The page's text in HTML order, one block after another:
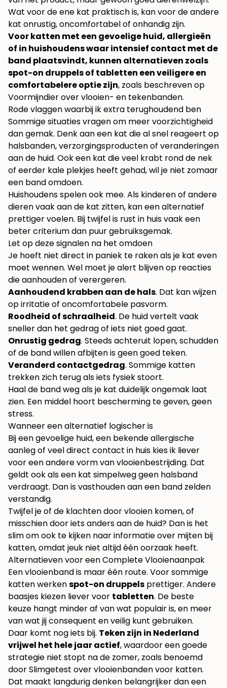
Wat voor de ene kat praktisch is, kan voor de andere
kat onrustig, oncomfortabel of onhandig zijn.
Voor katten met een gevoelige huid, allergieën
of in huishoudens waar intensief contact met de
band plaatsvindt, kunnen alternatieven zoals
spot-on druppels of tabletten een veiligere en
comfortabelere optie zijn, zoals beschreven op
Voormijndier over vlooien- en tekenbanden.
Rode vlaggen waarbij ik extra terughoudend ben
Sommige situaties vragen om meer voorzichtigheid
dan gemak. Denk aan een kat die al snel reageert op
halsbanden, verzorgingsproducten of veranderingen
aan de huid. Ook een kat die veel krabt rond de nek
of eerder kale plekjes heeft gehad, wil je niet zomaar
een band omdoen.
Huishoudens spelen ook mee. Als kinderen of andere
dieren vaak aan de kat zitten, kan een alternatief
prettiger voelen. Bij twijfel is rust in huis vaak een
beter criterium dan puur gebruiksgemak.
Let op deze signalen na het omdoen
Je hoeft niet direct in paniek te raken als je kat even
moet wennen. Wel moet je alert blijven op reacties
die aanhouden of verergeren.
Aanhoudend krabben aan de hals. Dat kan wijzen
op irritatie of oncomfortabele pasvorm.
Roodheid of schraalheid. De huid vertelt vaak
sneller dan het gedrag of iets niet goed gaat.
Onrustig gedrag. Steeds achteruit lopen, schudden
of de band willen afbijten is geen goed teken.
Veranderd contactgedrag. Sommige katten
trekken zich terug als iets fysiek stoort.
Haal de band weg als je kat duidelijk ongemak laat
zien. Een middel hoort bescherming te geven, geen
stress.
Wanneer een alternatief logischer is
Bij een gevoelige huid, een bekende allergische
aanleg of veel direct contact in huis kies ik liever
voor een andere vorm van vlooienbestrijding. Dat
geldt ook als een kat simpelweg geen halsband
verdraagt. Dan is vasthouden aan een band zelden
verstandig.
Twijfel je of de klachten door vlooien komen, of
misschien door iets anders aan de huid? Dan is het
slim om ook te kijken naar informatie over mijten bij
katten, omdat jeuk niet altijd één oorzaak heeft.
Alternatieven voor een Complete Vlooienaanpak
Een vlooienband is maar één route. Voor sommige
katten werkenspot-on druppels prettiger. Andere
baasjes kiezen liever voor tabletten. De beste
keuze hangt minder af van wat populair is, en meer
van wat jij consequent en veilig kunt gebruiken.
Daar komt nog iets bij. Teken zijn in Nederland
vrijwel het hele jaar actief, waardoor een goede
strategie niet stopt na de zomer, zoals benoemd
doorSlimgetest over vlooienbanden voor katten.
Dat maakt langdurig denken belangrijker dan een